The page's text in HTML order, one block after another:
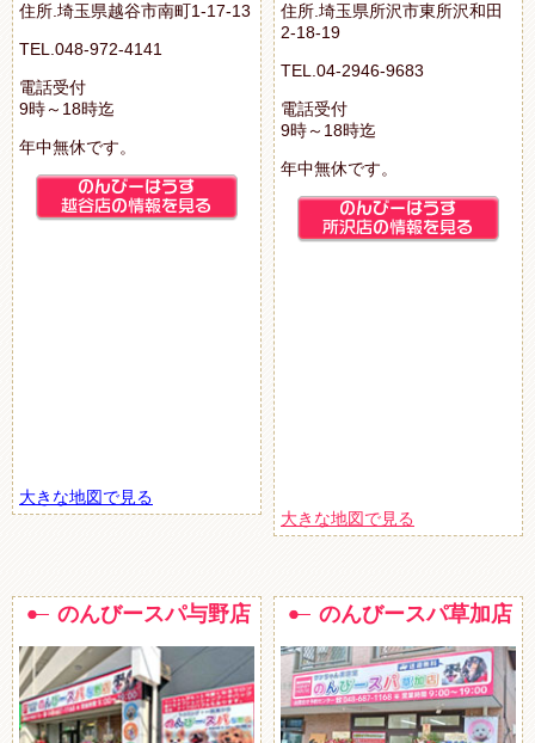
住所.埼玉県越谷市南町1-17-13
TEL.048-972-4141
電話受付
9時～18時迄
年中無休です。
大きな地図で見る
住所.埼玉県所沢市東所沢和田
2-18-19
TEL.04-2946-9683
電話受付
9時～18時迄
年中無休です。
大きな地図で見る
のんびースパ与野店 のんびースパ草加店